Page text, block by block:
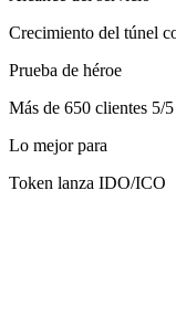
Crecimiento del túnel
Prueba de héroe
Más de 650 clientes 5/
Lo mejor para
Token lanza IDO/ICO